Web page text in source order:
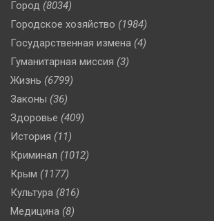
Город (8034)
Городское хозяйство (1984)
Государственная измена (4)
Гуманитарная миссия (3)
Жизнь (6799)
Законы (36)
Здоровье (409)
История (11)
Криминал (1012)
Крым (1177)
Культура (816)
Медицина (8)